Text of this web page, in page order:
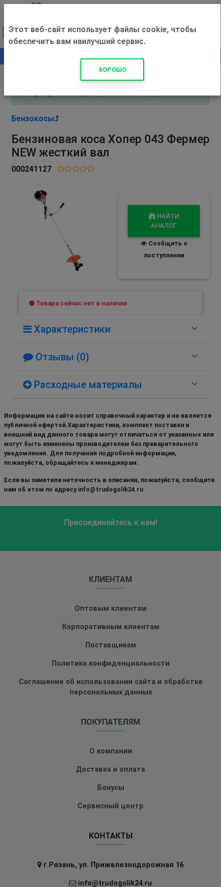
+500 ₽
Внимание! С 3 августа магазин работает по
Бензокосы
Бензиновая коса Хопер 043 Фермер
NEW жесткий вал
000241127
НАЙТИ
АНАЛОГ
Сообщить о
поступлении
Товара сейчас нет в наличии
Характеристики
Отзывы (0)
Расходные материалы
Информация на сайте носит справочный характер и не является
публичной офертой.Характеристики, комплект поставки и
внешний вид данного товара могут отличаться от указанных или
могут быть изменены производителем без преварительного
уведомления. Для получения подробной информации,
пожалуйста, обращайтесь к менеджерам.
Если вы заметили неточность в описании, пожалуйста, сообщите
нам об этом по адресу info@trudogolik24.ru
Присоединяйтесь к нам!
КЛИЕНТАМ
Оптовым клиентам
Корпоративным клиентам
Поставщикам
Политика конфиденциальности
Соглашение об использовании сайта и обработке
персональных данных
ПОКУПАТЕЛЯМ
О компании
Доставка и оплата
Бонусы
Сервисный центр
КОНТАКТЫ
г.Рязань, ул. Прижелезнодорожная 16
info@trudogolik24.ru
Этот веб-сайт использует файлы cookie, чтобы
обеспечить вам наилучший сервис.
ХОРОШО